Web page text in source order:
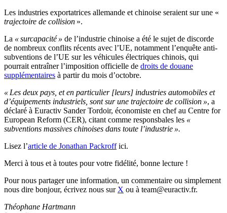
Les industries exportatrices allemande et chinoise seraient sur une «
trajectoire de collision ».
La « surcapacité » de l’industrie chinoise a été le sujet de discorde
de nombreux conflits récents avec l’UE, notamment l’enquête anti-
subventions de l’UE sur les véhicules électriques chinois, qui
pourrait entraîner l’imposition officielle de droits de douane
supplémentaires à partir du mois d’octobre.
« Les deux pays, et en particulier [leurs] industries automobiles et
d’équipements industriels, sont sur une trajectoire de collision », a
déclaré à Euractiv Sander Tordoir, économiste en chef au Centre for
European Reform (CER), citant comme responsbales les «
subventions massives chinoises dans toute l’industrie ».
Lisez l’article de Jonathan Packroffici.
Merci à tous et à toutes pour votre fidélité, bonne lecture !
Pour nous partager une information, un commentaire ou simplement
nous dire bonjour, écrivez nous sur X ou à team@euractiv.fr.
Théophane Hartmann